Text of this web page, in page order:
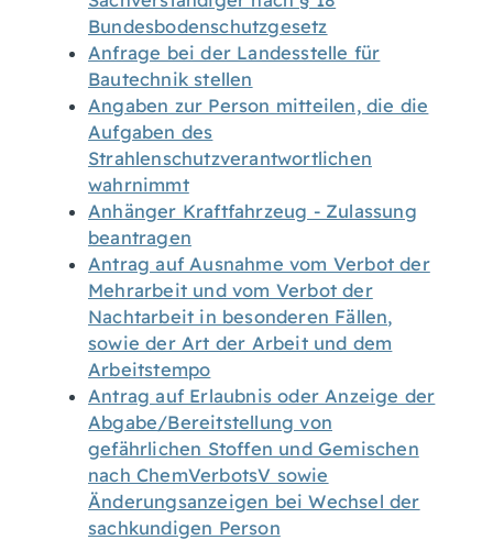
Bundesbodenschutzgesetz
Anfrage bei der Landesstelle für
Bautechnik stellen
Angaben zur Person mitteilen, die die
Aufgaben des
Strahlenschutzverantwortlichen
wahrnimmt
Anhänger Kraftfahrzeug - Zulassung
beantragen
Antrag auf Ausnahme vom Verbot der
Mehrarbeit und vom Verbot der
Nachtarbeit in besonderen Fällen,
sowie der Art der Arbeit und dem
Arbeitstempo
Antrag auf Erlaubnis oder Anzeige der
Abgabe/Bereitstellung von
gefährlichen Stoffen und Gemischen
nach ChemVerbotsV sowie
Änderungsanzeigen bei Wechsel der
sachkundigen Person